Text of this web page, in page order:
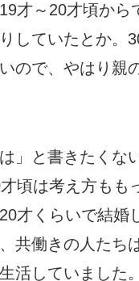
才～20才頃から
していたとか。
ので、やはり親
」と書きたくな
頃は考え方もも
才くらいで結婚
共働きの人たち
活していました。